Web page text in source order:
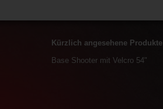
Kürzlich angesehene Produkte
Base Shooter mit Velcro 54"